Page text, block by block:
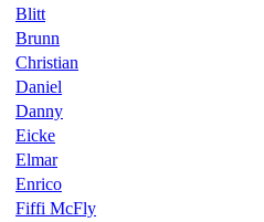
Blitt
Brunn
Christian
Daniel
Danny
Eicke
Elmar
Enrico
Fiffi McFly